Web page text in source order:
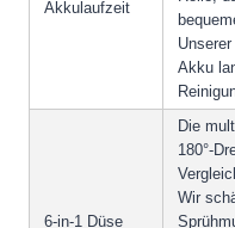
Akkulaufzeit
Akku
6-in-1 Düse
Die
180°-
Wir